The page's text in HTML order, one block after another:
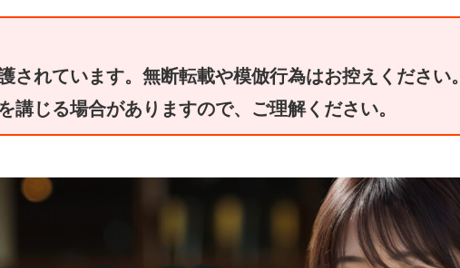
されています。無断転載や模倣行為はお控えください。
講じる場合がありますので、ご理解ください。